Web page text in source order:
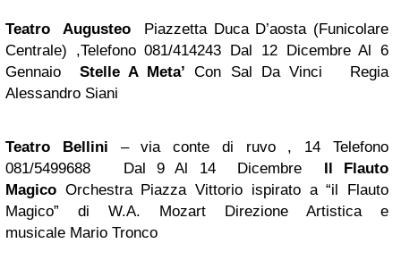
Teatro Augusteo Piazzetta Duca D’aosta (Funicolare
Centrale) ,Telefono 081/414243 Dal 12 Dicembre Al 6
Gennaio Stelle A Meta’Con Sal Da Vinci Regia
Alessandro Siani
Teatro Bellini – via conte di ruvo , 14 Telefono
081/5499688 Dal 9 Al 14 Dicembre Il Flauto
Magico Orchestra Piazza Vittorio ispirato a “il Flauto
Magico” di W.A. Mozart Direzione Artistica e
musicale Mario Tronco